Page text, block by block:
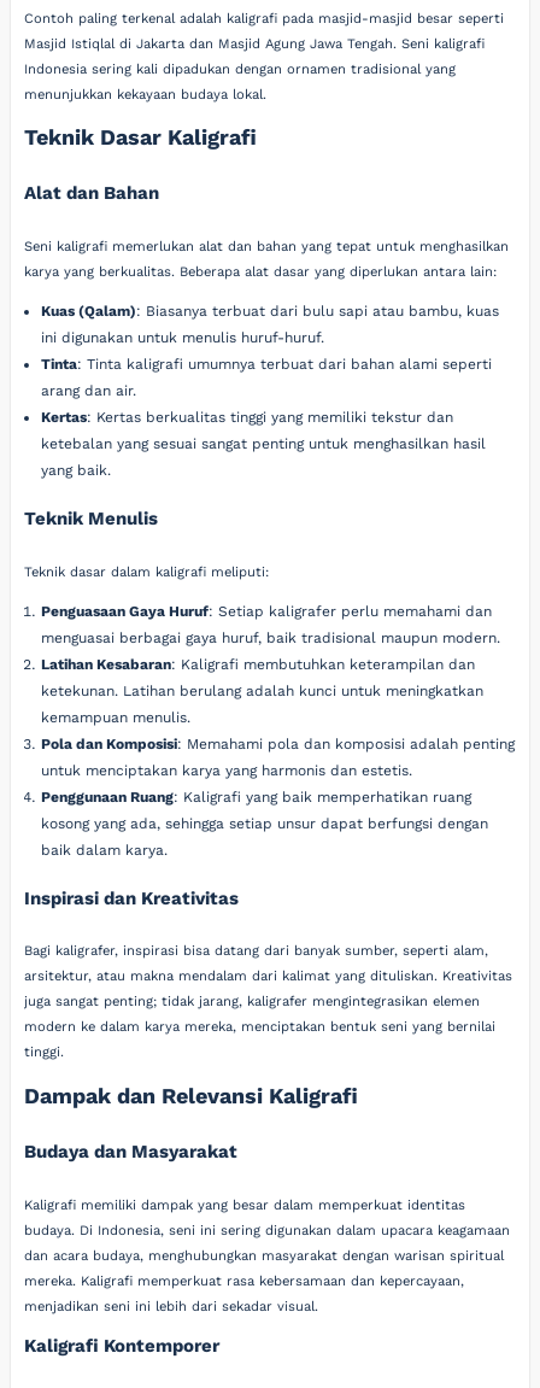
Contoh paling terkenal adalah kaligrafi pada masjid-masjid besar seperti
Masjid Istiqlal di Jakarta dan Masjid Agung Jawa Tengah. Seni kaligrafi
Indonesia sering kali dipadukan dengan ornamen tradisional yang
menunjukkan kekayaan budaya lokal.
Teknik Dasar Kaligrafi
Alat dan Bahan
Seni kaligrafi memerlukan alat dan bahan yang tepat untuk menghasilkan
karya yang berkualitas. Beberapa alat dasar yang diperlukan antara lain:
Kuas (Qalam): Biasanya terbuat dari bulu sapi atau bambu, kuas
ini digunakan untuk menulis huruf-huruf.
Tinta: Tinta kaligrafi umumnya terbuat dari bahan alami seperti
arang dan air.
Kertas: Kertas berkualitas tinggi yang memiliki tekstur dan
ketebalan yang sesuai sangat penting untuk menghasilkan hasil
yang baik.
Teknik Menulis
Teknik dasar dalam kaligrafi meliputi:
Penguasaan Gaya Huruf: Setiap kaligrafer perlu memahami dan
menguasai berbagai gaya huruf, baik tradisional maupun modern.
Latihan Kesabaran: Kaligrafi membutuhkan keterampilan dan
ketekunan. Latihan berulang adalah kunci untuk meningkatkan
kemampuan menulis.
Pola dan Komposisi: Memahami pola dan komposisi adalah penting
untuk menciptakan karya yang harmonis dan estetis.
Penggunaan Ruang: Kaligrafi yang baik memperhatikan ruang
kosong yang ada, sehingga setiap unsur dapat berfungsi dengan
baik dalam karya.
Inspirasi dan Kreativitas
Bagi kaligrafer, inspirasi bisa datang dari banyak sumber, seperti alam,
arsitektur, atau makna mendalam dari kalimat yang dituliskan. Kreativitas
juga sangat penting; tidak jarang, kaligrafer mengintegrasikan elemen
modern ke dalam karya mereka, menciptakan bentuk seni yang bernilai
tinggi.
Dampak dan Relevansi Kaligrafi
Budaya dan Masyarakat
Kaligrafi memiliki dampak yang besar dalam memperkuat identitas
budaya. Di Indonesia, seni ini sering digunakan dalam upacara keagamaan
dan acara budaya, menghubungkan masyarakat dengan warisan spiritual
mereka. Kaligrafi memperkuat rasa kebersamaan dan kepercayaan,
menjadikan seni ini lebih dari sekadar visual.
Kaligrafi Kontemporer